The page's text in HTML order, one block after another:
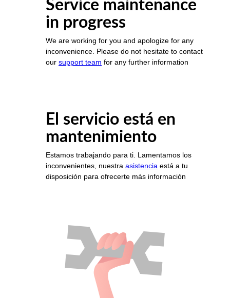
Service maintenance
in progress
We are working for you and apologize for any
inconvenience. Please do not hesitate to contact
our support team for any further information
El servicio está en
mantenimiento
Estamos trabajando para ti. Lamentamos los
inconvenientes, nuestra asistencia está a tu
disposición para ofrecerte más información